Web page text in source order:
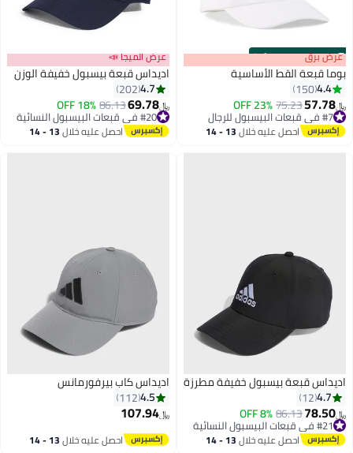
00m:00s
·
100% Left
5
عرض برق
بوما قبعة القط الأساسية
4.4
150
﷼‏57.78
75.23
23% OFF
#7 في قبعات البيسبول للرجال
#7 في قبعات البيسبول للرجال احصل عليه خلال 13 - 14
5
عرض الميجا 📣
اديداس قبعة بيسبول خفيفة الوزن
4.7
202
﷼‏69.78
86.13
18% OFF #20 في قبعات البيسبول النسائية
أقل سعر في 30 يوم
#20 في قبعات البيسبول النسائية احصل عليه خلال 13 - 14
اديداس قبعة بيسبول خفيفة مطرزة
4.7
12
﷼‏78.50
86.13
8% OFF #21 في قبعات البيسبول النسائية
أقل سعر في 30 يوم
#21 في قبعات البيسبول النسائية احصل عليه خلال 13 - 14
4
اديداس كاب بيرفورمانس
4.5
112
﷼‏107.94
احصل عليه خلال 13 - 14